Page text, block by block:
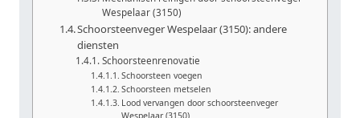
Wespelaar (3150)
Schoorsteenveger Wespelaar (3150): andere
diensten
Schoorsteenrenovatie
Schoorsteen voegen
Schoorsteen metselen
Lood vervangen door schoorsteenveger
Wespelaar (3150)